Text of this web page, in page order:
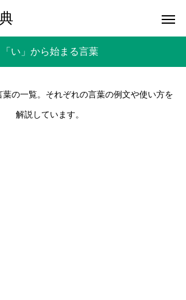
「い」から始まる言葉
葉の一覧。それぞれの言葉の例文や使い方を
解説しています。